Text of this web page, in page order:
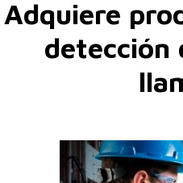
Adquiere
detección